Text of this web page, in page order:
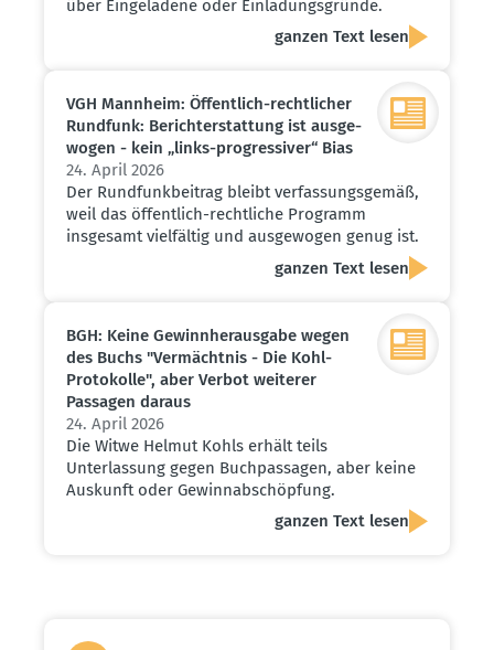
über Eingeladene oder Einladungsgründe.
ganzen Text lesen
VGH Mannheim: Öffentlich-recht­licher
Rundfunk: Bericht­erstattung ist ausge­
wogen - kein „links-progres­siver“ Bias
24. April 2026
Der Rundfunkbeitrag bleibt verfassungsgemäß,
weil das öffentlich-rechtliche Programm
insgesamt vielfältig und ausgewogen genug ist.
ganzen Text lesen
BGH: Keine Gewinn­her­ausgabe wegen
des Buchs "Vermächtnis - Die Kohl-
Proto­kolle", aber Verbot weiterer
Passagen daraus
24. April 2026
Die Witwe Helmut Kohls erhält teils
Unterlassung gegen Buchpassagen, aber keine
Auskunft oder Gewinnabschöpfung.
ganzen Text lesen